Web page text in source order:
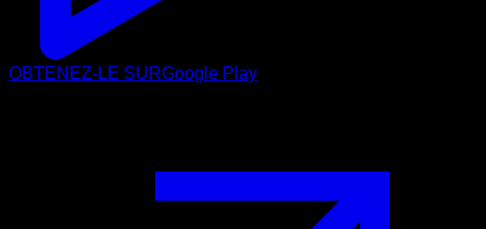
OBTENEZ-LE SURGoogle Play